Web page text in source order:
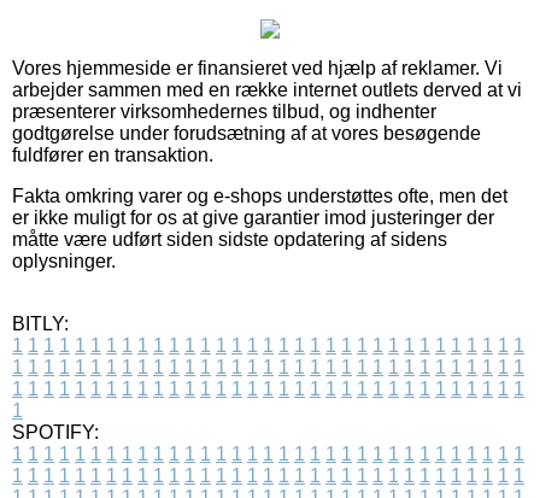
Vores hjemmeside er finansieret ved hjælp af reklamer. Vi
arbejder sammen med en række internet outlets derved at vi
præsenterer virksomhedernes tilbud, og indhenter
godtgørelse under forudsætning af at vores besøgende
fuldfører en transaktion.
Fakta omkring varer og e-shops understøttes ofte, men det
er ikke muligt for os at give garantier imod justeringer der
måtte være udført siden sidste opdatering af sidens
oplysninger.
BITLY:
1 1 1 1 1 1 1 1 1 1 1 1 1 1 1 1 1 1 1 1 1 1 1 1 1 1 1 1 1 1 1 1 1
1 1 1 1 1 1 1 1 1 1 1 1 1 1 1 1 1 1 1 1 1 1 1 1 1 1 1 1 1 1 1 1 1
1 1 1 1 1 1 1 1 1 1 1 1 1 1 1 1 1 1 1 1 1 1 1 1 1 1 1 1 1 1 1 1 1
1
SPOTIFY:
1 1 1 1 1 1 1 1 1 1 1 1 1 1 1 1 1 1 1 1 1 1 1 1 1 1 1 1 1 1 1 1 1
1 1 1 1 1 1 1 1 1 1 1 1 1 1 1 1 1 1 1 1 1 1 1 1 1 1 1 1 1 1 1 1 1